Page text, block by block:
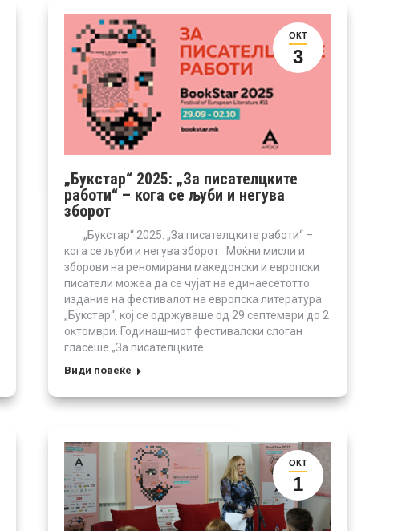
ОКТ
3
„Букстар“ 2025: „За писателцките
работи“ – кога се љуби и негува
зборот
„Букстар“ 2025: „За писателцките работи“ –
кога се љуби и негува зборот Моќни мисли и
зборови на реномирани македонски и европски
писатели можеа да се чујат на единаесетотто
издание на фестивалот на европска литература
„Букстар“, кој се одржуваше од 29 септември до 2
октомври. Годинашниот фестивалски слоган
гласeше „За писателцките…
Види повеќе
ОКТ
1